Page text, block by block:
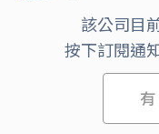
該公司目
按下訂閱通